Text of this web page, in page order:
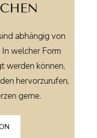
abhängig von
welcher Form
werden können,
hervorzurufen,
gerne.